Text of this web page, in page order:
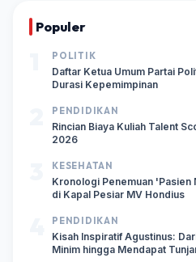
Populer
POLITIK
Daftar Ketua Umum Partai
Durasi Kepemimpinan
PENDIDIKAN
Rincian Biaya Kuliah Talent
2026
KESEHATAN
Kronologi Penemuan 'Pasien
di Kapal Pesiar MV Hondius
PENDIDIKAN
Kisah Inspiratif Agustinus:
Minim hingga Mendapat